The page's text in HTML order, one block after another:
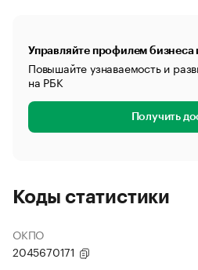
Управляйте профилем бизнеса
Повышайте узнаваемость и
на РБК
Получить
Коды статистики
ОКПО
2045670171